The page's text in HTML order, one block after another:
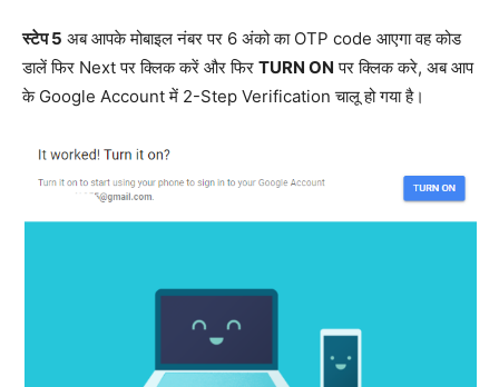
स्टेप 5 अब आपके मोबाइल नंबर पर 6 अंको का OTP code आएगा वह कोड
डालें फिर Next पर क्लिक करें और फिर TURN ON पर क्लिक करे, अब आप
के Google Account में 2-Step Verification चालू हो गया है।